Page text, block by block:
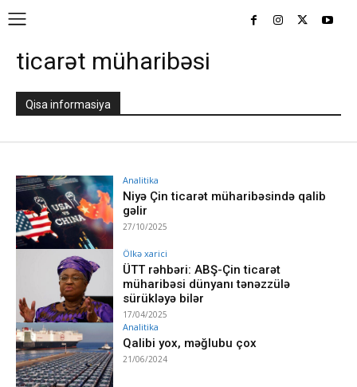
ticarət müharibəsi
Qisa informasiya
Analitika
Niyə Çin ticarət müharibəsində qalib
gəlir
27/10/2025
Ölkə xarici
ÜTT rəhbəri: ABŞ-Çin ticarət
müharibəsi dünyanı tənəzzülə
sürükləyə bilər
17/04/2025
Analitika
Qalibi yox, məğlubu çox
21/06/2024